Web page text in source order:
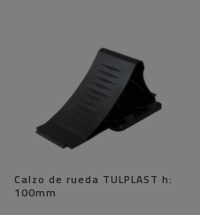
Calzo de rueda TULPLAST h:
100mm